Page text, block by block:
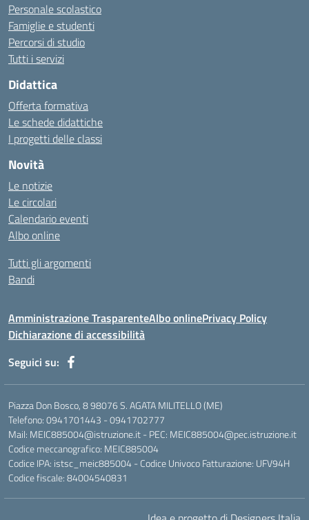
Personale scolastico
Famiglie e studenti
Percorsi di studio
Tutti i servizi
Didattica
Offerta formativa
Le schede didattiche
I progetti delle classi
Novità
Le notizie
Le circolari
Calendario eventi
Albo online
Tutti gli argomenti
Bandi
Amministrazione TrasparenteAlbo onlinePrivacy Policy
Dichiarazione di accessibilità
Seguici su:
Piazza Don Bosco, 8 98076 S. AGATA MILITELLO (ME)
Telefono: 0941701443 - 0941702777
Mail: MEIC885004@istruzione.it - PEC: MEIC885004@pec.istruzione.it
Codice meccanografico: MEIC885004
Codice IPA: istsc_meic885004 - Codice Univoco Fatturazione: UFV94H
Codice fiscale: 84004540831